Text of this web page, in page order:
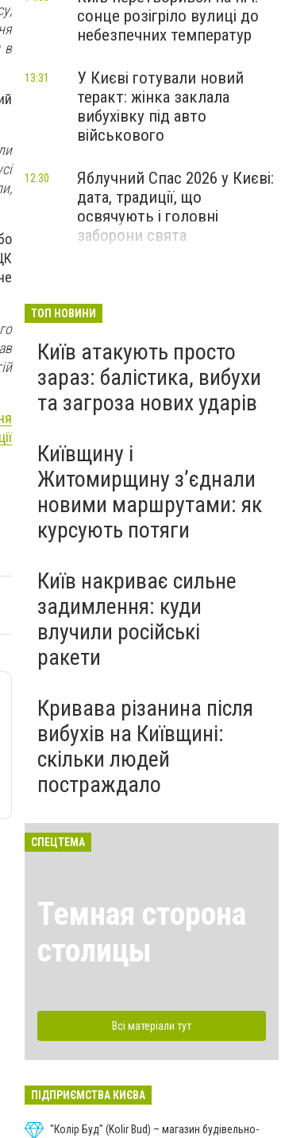
в
сонце розігріло вулиці до
небезпечних температур
У Києві готували новий
теракт: жінка заклала
вибухівку під авто
військового
13:31
Яблучний Спас 2026 у Києві:
дата, традиції, що
освячують і головні
заборони свята
12:30
ТОП НОВИНИ
Київ атакують просто
зараз: балістика, вибухи
та загроза нових ударів
Київщину і
Житомирщину з’єднали
новими маршрутами: як
курсують потяги
Київ накриває сильне
задимлення: куди
влучили російські
ракети
Кривава різанина після
вибухів на Київщині:
скільки людей
постраждало
СПЕЦТЕМА
Темная сторона
столицы
Всі матеріали тут
ПІДПРИЄМСТВА КИЄВА
"Колір Буд" (Kolir Bud) – магазин будівельно-